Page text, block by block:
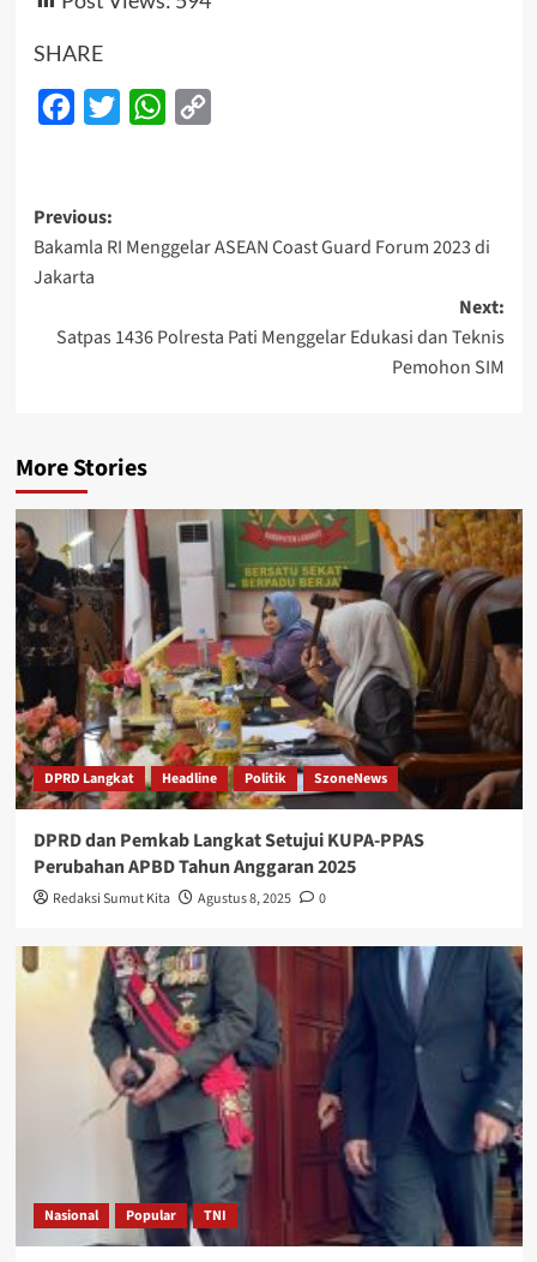
SHARE
Facebook
Twitter WhatsApp
Post
navigation
Previous:
Bakamla RI Menggelar ASEAN Coast Guard Forum 2023 di
Jakarta
Next:
Satpas 1436 Polresta Pati Menggelar Edukasi dan Teknis
Pemohon SIM
More Stories
DPRD Langkat Headline Politik SzoneNews
DPRD dan Pemkab Langkat Setujui KUPA-PPAS
Perubahan APBD Tahun Anggaran 2025
Redaksi Sumut Kita Agustus 8, 2025 0
Nasional Popular TNI